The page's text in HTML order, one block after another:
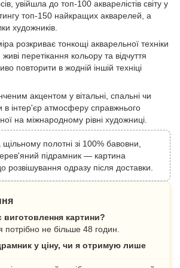
увійшла до топ-100 акварелістів світу у
топ-150 найкращих акварелей, а
художників.
розкриває тонкощі акварельної техніки
перетікання кольору та відчуття
повторити в жодній іншій техніці
акцентом у вітальні, спальні чи
в інтер'єр атмосферу справжнього
на міжнародному рівні художниці.
полотні зі 100% бавовни,
підрамник — картина
розвішування одразу після доставки.
виготовлення картини?
потрібно не більше 48 годин.
у ціну, чи я отримую лише